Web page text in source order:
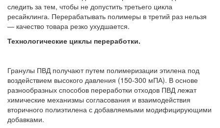
следить за тем, чтобы не допустить третьего цикла
ресайклинга. Перерабатывать полимеры в третий раз нельзя
— качество товара резко ухудшается.
Технологические циклы переработки.
Гранулы ПВД получают путем полимеризации этилена под
воздействием высокого давления (150-300 мПА). В основе
разнообразных способов переработки отходов ПВД лежат
химические механизмы согласования и взаимодействия
вторичного полиэтилена с добавляемыми модифицирующими
добавками.